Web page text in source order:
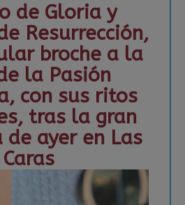
de Gloria y
Resurrección,
broche a la
la Pasión
con sus ritos
tras la gran
ayer en Las
Caras